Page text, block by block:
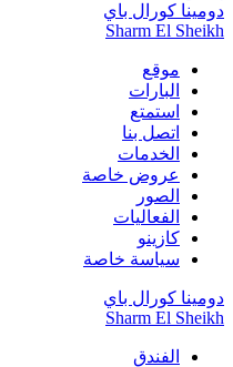
دومينا كورال باي
Sharm El Sheikh
موقع
البارات
استمتع
اتصل بنا
الخدمات
عروض خاصة
الصور
الفعاليات
كازينو
سياسة خاصة
دومينا كورال باي
Sharm El Sheikh
الفندق